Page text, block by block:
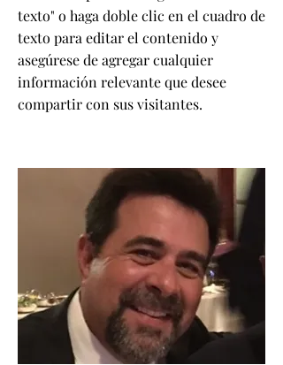
texto" o haga doble clic en el cuadro de
texto para editar el contenido y
asegúrese de agregar cualquier
información relevante que desee
compartir con sus visitantes.